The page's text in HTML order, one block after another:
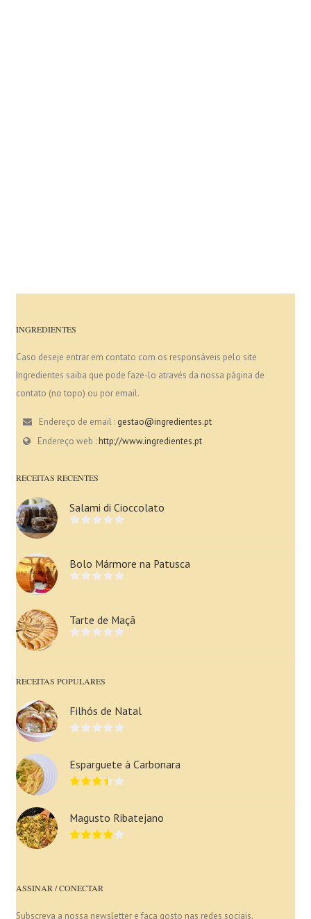
INGREDIENTES
Caso deseje entrar em contato com os responsáveis pelo site
Ingredientes saiba que pode faze-lo através da nossa página de
contato (no topo) ou por email.
Endereço de email : gestao@ingredientes.pt
Endereço web :http://www.ingredientes.pt
RECEITAS RECENTES
Salami di Cioccolato
Bolo Mármore na Patusca
Tarte de Maçã
RECEITAS POPULARES
Filhós de Natal
Esparguete à Carbonara
Magusto Ribatejano
ASSINAR / CONECTAR
Subscreva a nossa newsletter e faça gosto nas redes sociais.